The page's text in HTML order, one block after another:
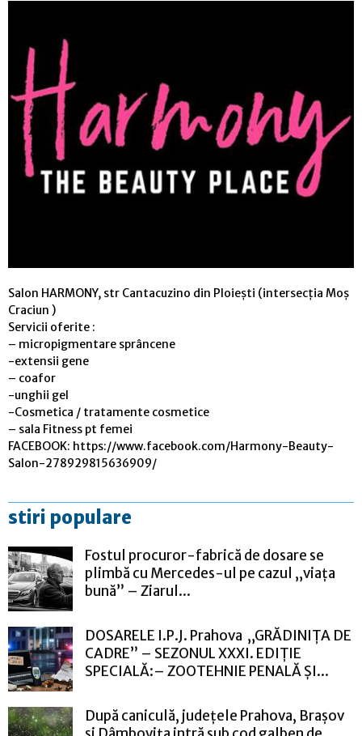
Salon HARMONY, str Cantacuzino din Ploiești (intersecția Moș
Craciun )
Servicii oferite :
– micropigmentare sprâncene
-extensii gene
– coafor
-unghii gel
-Cosmetica / tratamente cosmetice
– sala Fitness pt femei
FACEBOOK: https://www.facebook.com/Harmony-Beauty-
Salon-278929815636909/
stiri populare
Fostul procuror-fabrică de dosare se
plimbă cu Mercedes-ul pe cazul „viața
bună” – Ziarul...
DOSARELE I.P.J. Prahova „GRĂDINIȚA DE
CADRE” – SEZONUL XXXI. EDIȚIE
SPECIALĂ:– ZOOTEHNIE PENALĂ ȘI...
După caniculă, județele Prahova, Brașov